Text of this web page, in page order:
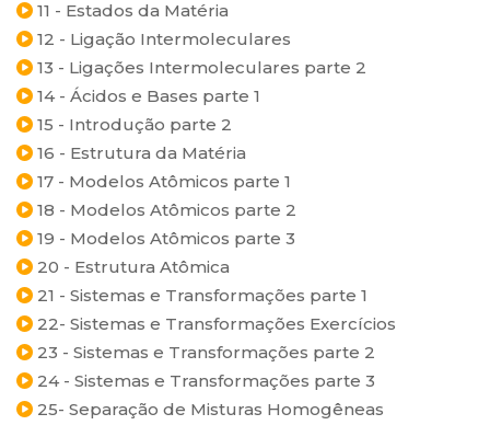
11 - Estados da Matéria
12 - Ligação Intermoleculares
13 - Ligações Intermoleculares parte 2
14 - Ácidos e Bases parte 1
15 - Introdução parte 2
16 - Estrutura da Matéria
17 - Modelos Atômicos parte 1
18 - Modelos Atômicos parte 2
19 - Modelos Atômicos parte 3
20 - Estrutura Atômica
21 - Sistemas e Transformações parte 1
22- Sistemas e Transformações Exercícios
23 - Sistemas e Transformações parte 2
24 - Sistemas e Transformações parte 3
25- Separação de Misturas Homogêneas